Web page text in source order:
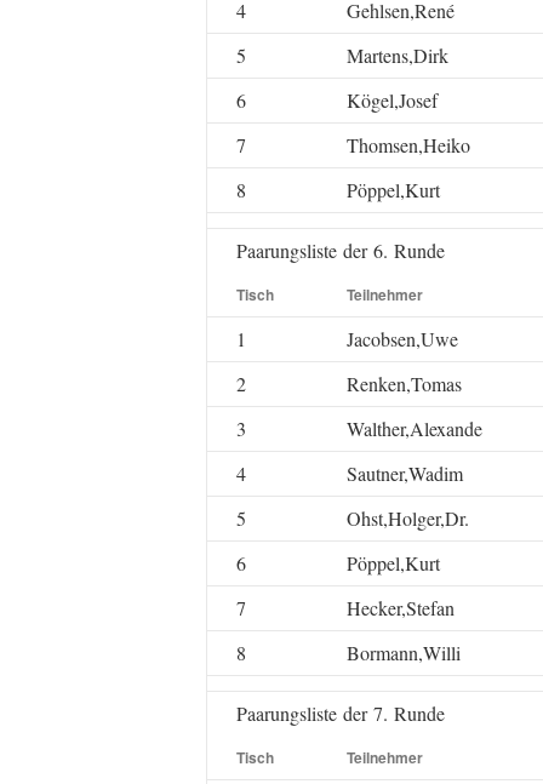
4
Gehlsen,René
5
Martens,Dirk
6
Kögel,Josef
7
Thomsen,Heiko
8
Pöppel,Kurt
Paarungsliste der 6. Runde
Tisch Teilnehmer
1
Jacobsen,Uwe
2
Renken,Tomas
3
Walther,Alexande
4
Sautner,Wadim
5
Ohst,Holger,Dr.
6
Pöppel,Kurt
7
Hecker,Stefan
8
Bormann,Willi
Paarungsliste der 7. Runde
Tisch Teilnehmer